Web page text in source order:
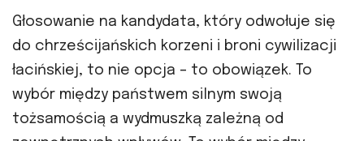
Głosowanie na kandydata, który odwołuje się
do chrześcijańskich korzeni i broni cywilizacji
łacińskiej, to nie opcja – to obowiązek. To
wybór między państwem silnym swoją
tożsamością a wydmuszką zależną od